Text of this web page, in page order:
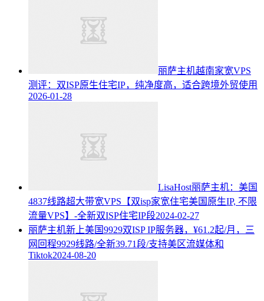
丽萨主机越南家宽VPS
测评：双ISP原生住宅IP，纯净度高，适合跨境外贸使用
2026-01-28
LisaHost丽萨主机：美国
4837线路超大带宽VPS【双isp家宽住宅美国原生IP, 不限
流量VPS】-全新双ISP住宅IP段2024-02-27
丽萨主机新上美国9929双ISP IP服务器，¥61.2起/月，三
网回程9929线路/全新39.71段/支持美区流媒体和
Tiktok2024-08-20